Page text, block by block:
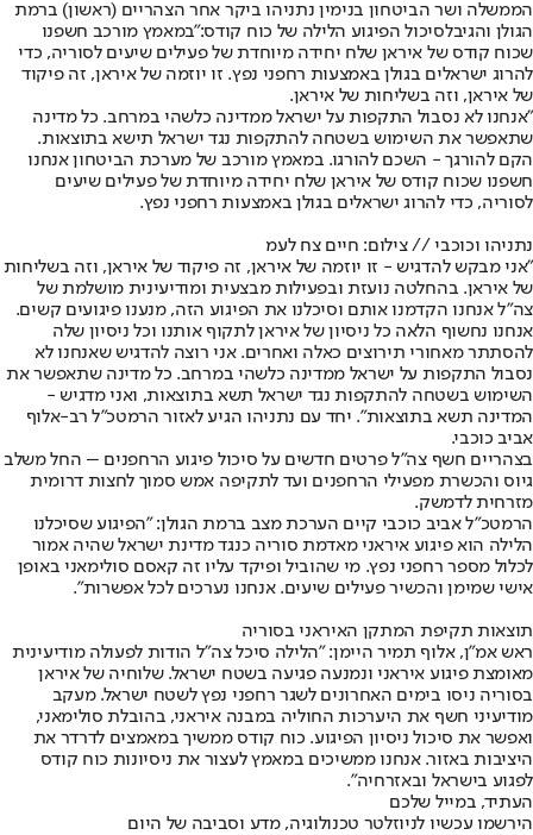
הממשלה ושר הביטחון בנימין נתניהו ביקר אחר הצהריים (ראשון) ברמת
הגולן והגיבלסיכול הפיגוע הלילה של כוח קודס:"במאמץ מורכב חשפנו
שכוח קודס של איראן שלח יחידה מיוחדת של פעילים שיעים לסוריה, כדי
להרוג ישראלים בגולן באמצעות רחפני נפץ. זו יוזמה של איראן, זה פיקוד
של איראן, וזה בשליחות של איראן.
"אנחנו לא נסבול התקפות על ישראל ממדינה כלשהי במרחב. כל מדינה
שתאפשר את השימוש בשטחה להתקפות נגד ישראל תישא בתוצאות.
הקם להורגך - השכם להורגו. במאמץ מורכב של מערכת הביטחון אנחנו
חשפנו שכוח קודס של איראן שלח יחידה מיוחדת של פעילים שיעים
לסוריה, כדי להרוג ישראלים בגולן באמצעות רחפני נפץ.
נתניהו וכוכבי // צילום: חיים צח לעמ
"אני מבקש להדגיש - זו יוזמה של איראן, זה פיקוד של איראן, וזה בשליחות
של איראן. בהחלטה נועזת ובפעילות מבצעית ומודיעינית מושלמת של
צה"ל אנחנו הקדמנו אותם וסיכלנו את הפיגוע הזה, מנענו פיגועים קשים.
אנחנו נחשוף הלאה כל ניסיון של איראן לתקוף אותנו וכל ניסיון שלה
להסתתר מאחורי תירוצים כאלה ואחרים. אני רוצה להדגיש שאנחנו לא
נסבול התקפות על ישראל ממדינה כלשהי במרחב. כל מדינה שתאפשר את
השימוש בשטחה להתקפות נגד ישראל תשא בתוצאות, ואני מדגיש -
המדינה תשא בתוצאות". יחד עם נתניהו הגיע לאזור הרמטכ"ל רב-אלוף
אביב כוכבי.
בצהריים חשף צה"ל פרטים חדשים על סיכול פיגוע הרחפנים – החל משלב
גיוס והכשרת מפעילי הרחפנים ועד לתקיפה אמש סמוך לחצות דרומית
מזרחית לדמשק.
הרמטכ"ל אביב כוכבי קיים הערכת מצב ברמת הגולן: "הפיגוע שסיכלנו
הלילה הוא פיגוע איראני מאדמת סוריה כנגד מדינת ישראל שהיה אמור
לכלול מספר רחפני נפץ. מי שהוביל ופיקד עליו זה קאסם סולימאני באופן
אישי שמימן והכשיר פעילים שיעים. אנחנו נערכים לכל אפשרות".
תוצאות תקיפת המתקן האיראני בסוריה
ראש אמ"ן, אלוף תמיר היימן: "הלילה סיכל צה״ל הודות לפעולה מודיעינית
מאומצת פיגוע איראני ונמנעה פגיעה בשטח ישראל. שלוחיה של איראן
בסוריה ניסו בימים האחרונים לשגר רחפני נפץ לשטח ישראל. מעקב
מודיעיני חשף את היערכות החוליה במבנה איראני, בהובלת סולימאני,
ואפשר את סיכול ניסיון הפיגוע. כוח קודס ממשיך במאמצים לדרדר את
היציבות באזור. אנחנו ממשיכים במאמץ לעצור את ניסיונות כוח קודס
לפגוע בישראל ובאזרחיה".
העתיד, במייל שלכם
הירשמו עכשיו לניוזלטר טכנולוגיה, מדע וסביבה של היום